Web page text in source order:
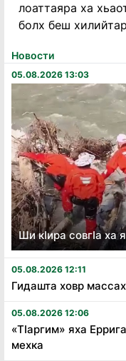
Новости
05.08.2026 13:03
Ши кӏира совгӏа ха
05.08.2026 12:11
Гидашта ховр
05.08.2026 12:06
«Тӏаргим» яха
мехка
лоаттаяра ха
болх беш